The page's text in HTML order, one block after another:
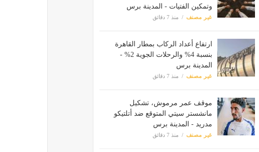
وتمكين الفتيات - المدينة برس
غير مصنف منذ 7 دقائق
ارتفاع أعداد الركاب بمطار القاهرة
بنسبة 4% والرحلات الجوية 2% -
المدينة برس
غير مصنف منذ 7 دقائق
موقف عمر مرموش، تشكيل
مانشستر سيتي المتوقع ضد أتلتيكو
مدريد - المدينة برس
غير مصنف منذ 7 دقائق